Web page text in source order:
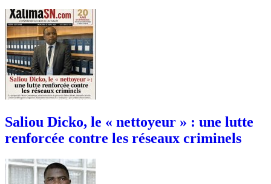
Saliou Dicko, le « nettoyeur » : une lutte
renforcée contre les réseaux criminels